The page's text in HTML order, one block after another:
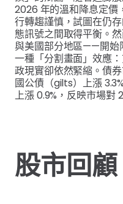
2026 年的溫和降息定價
行轉趨謹慎，試圖在仍
態訊號之間取得平衡。
與美國部分地區——開始
一種「分割畫面」效應
政現實卻依然緊縮。債
國公債（gilts）上漲
上漲 0.9%，反映市場對
股市回顧